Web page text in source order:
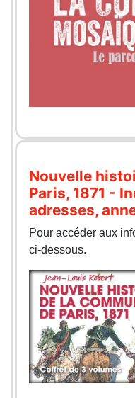
Nouvelle
Paris, 1871 -
adresses,
Pour accéder aux
ci-dessous.